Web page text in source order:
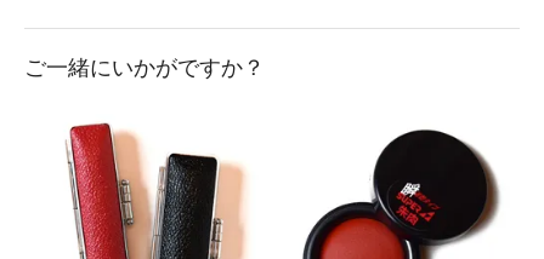
ご一緒にいかがですか？